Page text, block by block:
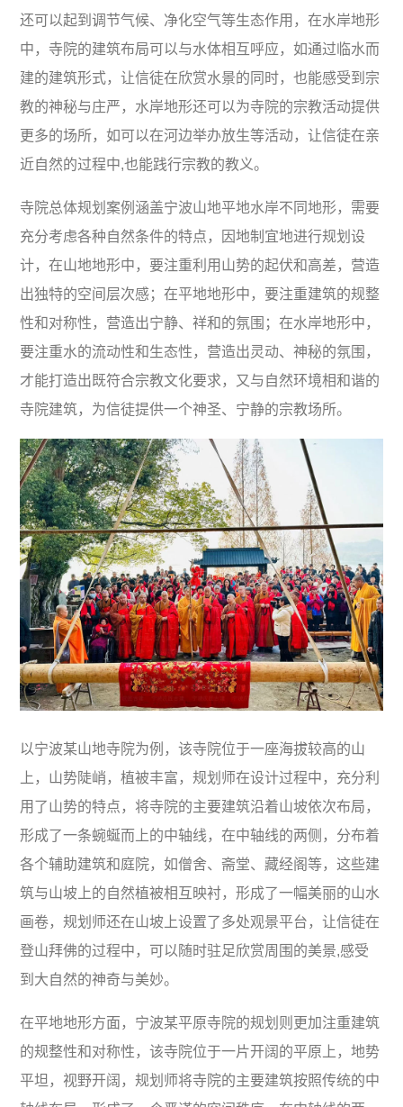
还可以起到调节气候、净化空气等生态作用，在水岸地形
中，寺院的建筑布局可以与水体相互呼应，如通过临水而
建的建筑形式，让信徒在欣赏水景的同时，也能感受到宗
教的神秘与庄严，水岸地形还可以为寺院的宗教活动提供
更多的场所，如可以在河边举办放生等活动，让信徒在亲
近自然的过程中,也能践行宗教的教义。
寺院总体规划案例涵盖宁波山地平地水岸不同地形，需要
充分考虑各种自然条件的特点，因地制宜地进行规划设
计，在山地地形中，要注重利用山势的起伏和高差，营造
出独特的空间层次感；在平地地形中，要注重建筑的规整
性和对称性，营造出宁静、祥和的氛围；在水岸地形中，
要注重水的流动性和生态性，营造出灵动、神秘的氛围，
才能打造出既符合宗教文化要求，又与自然环境相和谐的
寺院建筑，为信徒提供一个神圣、宁静的宗教场所。
以宁波某山地寺院为例，该寺院位于一座海拔较高的山
上，山势陡峭，植被丰富，规划师在设计过程中，充分利
用了山势的特点，将寺院的主要建筑沿着山坡依次布局，
形成了一条蜿蜒而上的中轴线，在中轴线的两侧，分布着
各个辅助建筑和庭院，如僧舍、斋堂、藏经阁等，这些建
筑与山坡上的自然植被相互映衬，形成了一幅美丽的山水
画卷，规划师还在山坡上设置了多处观景平台，让信徒在
登山拜佛的过程中，可以随时驻足欣赏周围的美景,感受
到大自然的神奇与美妙。
在平地地形方面，宁波某平原寺院的规划则更加注重建筑
的规整性和对称性，该寺院位于一片开阔的平原上，地势
平坦，视野开阔，规划师将寺院的主要建筑按照传统的中